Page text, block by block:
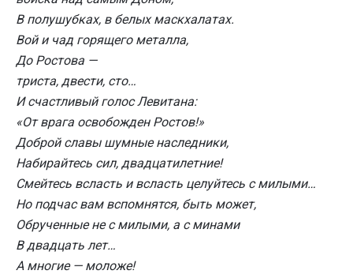
В полушубках, в белых маскхалатах.
Вой и чад горящего металла,
До Ростова —
триста, двести, сто…
И счастливый голос Левитана:
«От врага освобожден Ростов!»
Доброй славы шумные наследники,
Набирайтесь сил, двадцатилетние!
Смейтесь всласть и всласть целуйтесь с милыми…
Но подчас вам вспомнятся, быть может,
Обрученные не с милыми, а с минами
В двадцать лет…
А многие — моложе!